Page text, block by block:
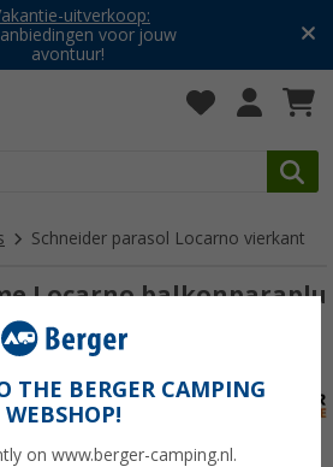
uitverkoop:
voor jouw
avontuur!
Schneider parasol Locarno vierkant
Locarno balkonparaplu
THE BERGER CAMPING
WEBSHOP!
on www.berger-camping.nl.